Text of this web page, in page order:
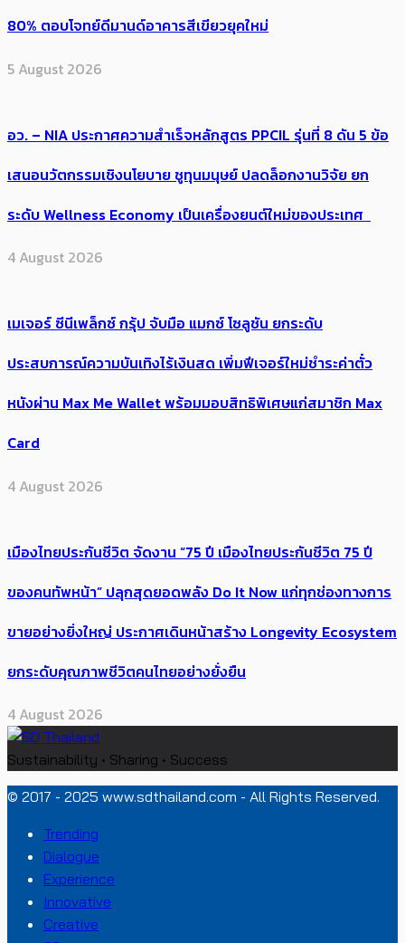
80% ตอบโจทย์ดีมานด์อาคารสีเขียวยุคใหม่
5 August 2026
อว. – NIA ประกาศความสำเร็จหลักสูตร PPCIL รุ่นที่ 8 ดัน 5 ข้อ
เสนอนวัตกรรมเชิงนโยบาย ชูทุนมนุษย์ ปลดล็อกงานวิจัย ยก
ระดับ Wellness Economy เป็นเครื่องยนต์ใหม่ของประเทศ
4 August 2026
เมเจอร์ ซีนีเพล็กซ์ กรุ้ป จับมือ แมกซ์ โซลูชัน ยกระดับ
ประสบการณ์ความบันเทิงไร้เงินสด เพิ่มฟีเจอร์ใหม่ชำระค่าตั๋ว
หนังผ่าน Max Me Wallet พร้อมมอบสิทธิพิเศษแก่สมาชิก Max
Card
4 August 2026
เมืองไทยประกันชีวิต จัดงาน “75 ปี เมืองไทยประกันชีวิต 75 ปี
ของคนทัพหน้า” ปลุกสุดยอดพลัง Do It Now แก่ทุกช่องทางการ
ขายอย่างยิ่งใหญ่ ประกาศเดินหน้าสร้าง Longevity Ecosystem
ยกระดับคุณภาพชีวิตคนไทยอย่างยั่งยืน
4 August 2026
Sustainability • Sharing • Success
© 2017 - 2025 www.sdthailand.com - All Rights Reserved.
Trending
Dialogue
Experience
Innovative
Creative